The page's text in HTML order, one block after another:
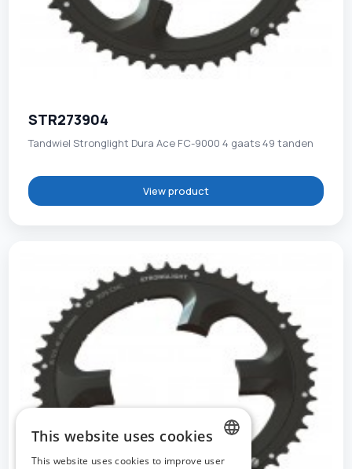
STR273904
Tandwiel Stronglight Dura Ace FC-9000 4 gaats 49 tanden
View product
This website uses cookies
This website uses cookies to improve user